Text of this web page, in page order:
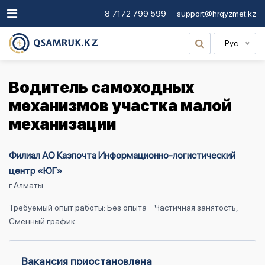
8 7172 799 599 support@hrqyzmet.kz
Рус
Водитель самоходных
механизмов участка малой
механизации
Филиал АО Казпочта Информационно-логистический
центр «ЮГ»
г.Алматы
Требуемый опыт работы: Без опыта
Частичная занятость,
Сменный график
Вакансия приостановлена